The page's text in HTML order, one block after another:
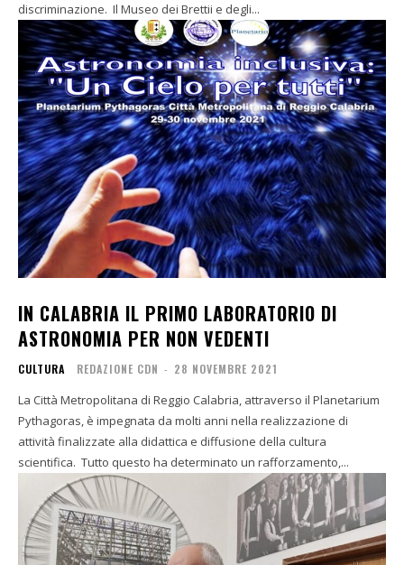
discriminazione. Il Museo dei Brettii e degli...
IN CALABRIA IL PRIMO LABORATORIO DI
ASTRONOMIA PER NON VEDENTI
CULTURA REDAZIONE CDN - 28 NOVEMBRE 2021
La Città Metropolitana di Reggio Calabria, attraverso il Planetarium
Pythagoras, è impegnata da molti anni nella realizzazione di
attività finalizzate alla didattica e diffusione della cultura
scientifica. Tutto questo ha determinato un rafforzamento,...